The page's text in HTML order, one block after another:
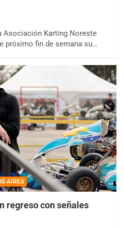
Asociación Karting Noreste
próximo fin de semana su…
AIRES
regreso con señales